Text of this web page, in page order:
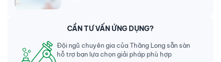
CẦN TƯ VẤN ỨNG DỤNG?
Đội ngũ chuyên gia của Thăng Long sẵn sàn
hỗ trợ bạn lựa chọn giải pháp phù hợp